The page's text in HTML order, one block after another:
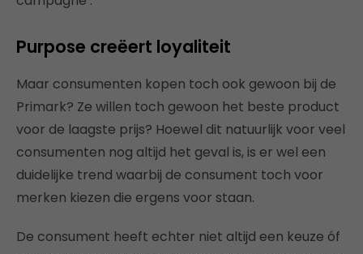
Purpose creëert loyaliteit
Maar consumenten kopen toch ook gewoon bij de
Primark? Ze willen toch gewoon het beste product
voor de laagste prijs? Hoewel dit natuurlijk voor veel
consumenten nog altijd het geval is, is er wel een
duidelijke trend waarbij de consument toch voor
merken kiezen die ergens voor staan.
De consument heeft echter niet altijd een keuze óf